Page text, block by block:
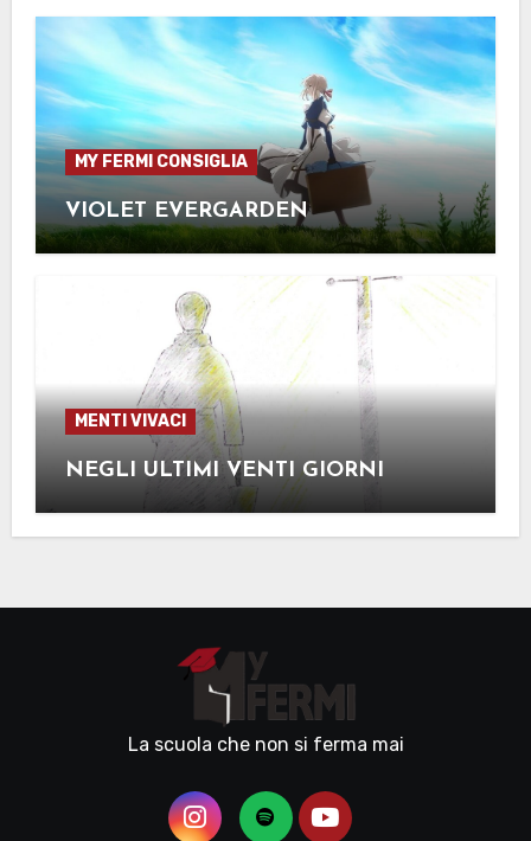
MY FERMI CONSIGLIA
VIOLET EVERGARDEN
MENTI VIVACI
NEGLI ULTIMI VENTI GIORNI
La scuola che non si ferma mai